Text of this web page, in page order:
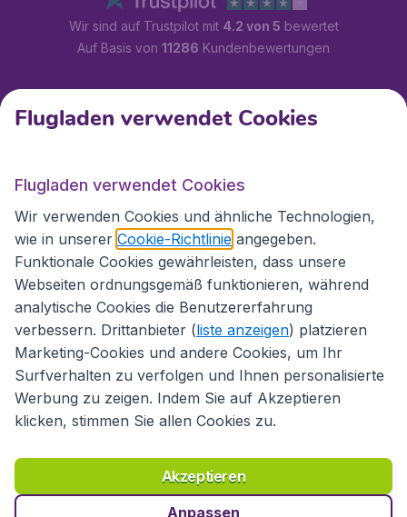
Wir sind auf Trustpilot mit 4.2 von 5 bewertet
Auf Basis von 11286 Kundenbewertungen
Kundenservice
Internationale Webseiten
Richtlinien und Bedingungen
Datenschutzerklärung
Cookies Copyright © 2026
Flugladen verwendet Cookies
Flugladen verwendet Cookies
Wir verwenden Cookies und ähnliche Technologien,
wie in unserer Cookie-Richtlinie angegeben.
Funktionale Cookies gewährleisten, dass unsere
Webseiten ordnungsgemäß funktionieren, während
analytische Cookies die Benutzererfahrung
verbessern. Drittanbieter (liste anzeigen) platzieren
Marketing-Cookies und andere Cookies, um Ihr
Surfverhalten zu verfolgen und Ihnen personalisierte
Werbung zu zeigen. Indem Sie auf Akzeptieren
klicken, stimmen Sie allen Cookies zu.
Akzeptieren
Anpassen